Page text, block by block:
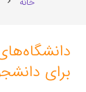
برای